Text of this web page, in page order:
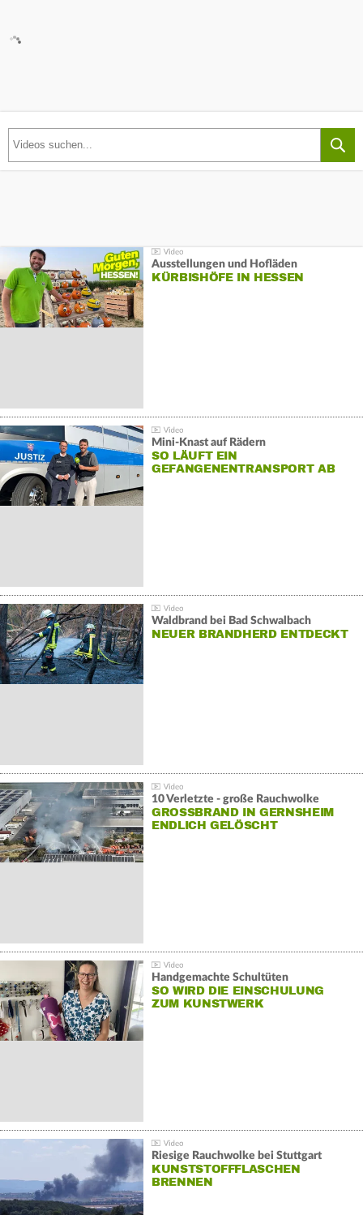
Ausstellungen und Hofläden
KÜRBISHÖFE IN HESSEN
Mini-Knast auf Rädern
SO LÄUFT EIN
GEFANGENENTRANSPORT AB
Waldbrand bei Bad Schwalbach
NEUER BRANDHERD ENTDECKT
10 Verletzte - große Rauchwolke
GROSSBRAND IN GERNSHEIM E
NDLICH GELÖSCHT
Handgemachte Schultüten
SO WIRD DIE EINSCHULUNG
ZUM KUNSTWERK
Riesige Rauchwolke bei Stuttgart
KUNSTSTOFFFLASCHEN
BRENNEN